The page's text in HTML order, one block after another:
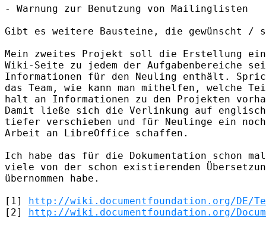
- Warnung zur Benutzung von Mailinglisten
Gibt es weitere Bausteine, die gewünscht /
Mein zweites Projekt soll die Erstellung
Wiki-Seite zu jedem der Aufgabenbereiche
Informationen für den Neuling enthält.
das Team, wie kann man mithelfen, welche
halt an Informationen zu den Projekten
Damit ließe sich die Verlinkung auf
tiefer verschieben und für Neulinge ein
Arbeit an LibreOffice schaffen.
Ich habe das für die Dokumentation schon
viele von der schon existierenden
übernommen habe.
[1] http://wiki.documentfoundation.org/DE/
[2] http://wiki.documentfoundation.org/